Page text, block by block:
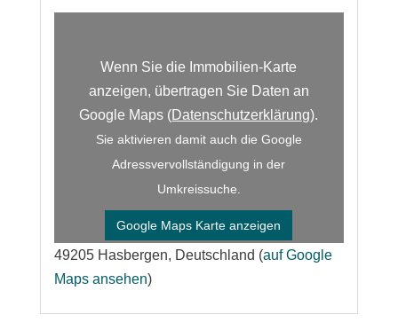
Wenn Sie die Immobilien-Karte
anzeigen, übertragen Sie Daten an
Google Maps (Datenschutzerklärung).
Sie aktivieren damit auch die Google
Adressvervollständigung in der
Umkreissuche.
Google Maps Karte anzeigen
49205 Hasbergen, Deutschland (auf Google
Maps ansehen)